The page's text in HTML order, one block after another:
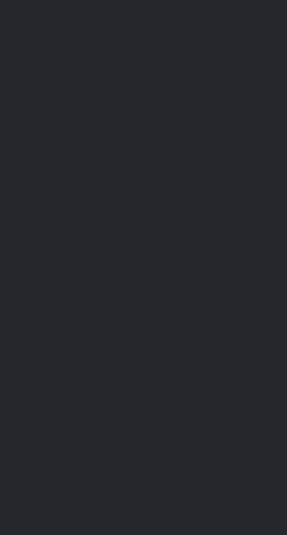
la correttezza e completezza
presentata, con
deposito in relazione all’ambito
documentazione presentata
E “Contenuto minimo
e delle verifiche condotte
alle norme tecniche per le
geologica del sito, nel rispetto
assunzioni progettuali in
alle norme tecniche per le
mediante sopralluoghi in